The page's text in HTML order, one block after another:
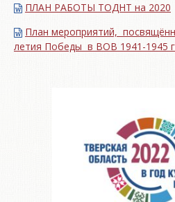
ПЛАН РАБОТЫ ТОДНТ на 2020
План мероприятий,
летия Победы в ВОВ 1941-1945